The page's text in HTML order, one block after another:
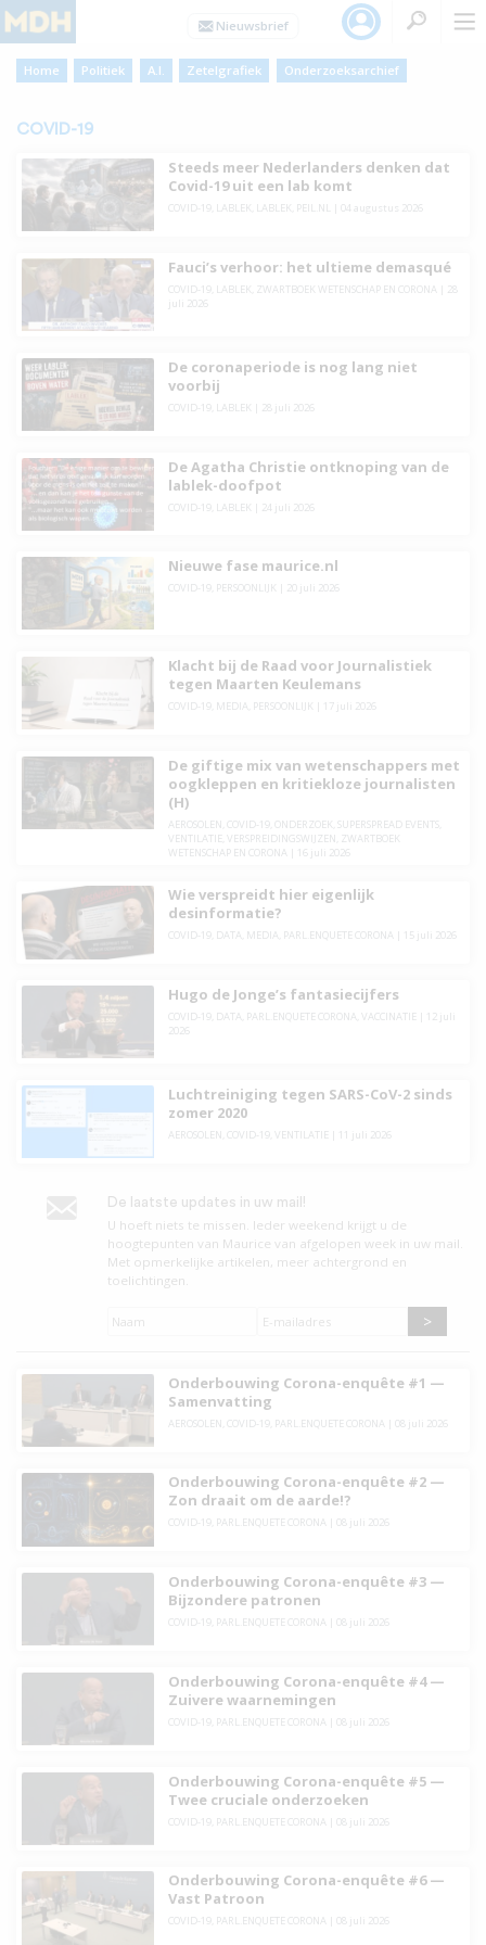
Home Politiek A.I. Zetelgrafiek Onderzoeksarchief
COVID-19
Steeds meer Nederlanders denken dat
Covid-19 uit een lab komt
COVID-19, LABLEK LABLEK PEIL.NL 04 augustus 2026
Fauci’s verhoor: het ultieme demasqué
COVID-19, LABLEK ZWARTBOEK WETENSCHAP EN CORONA
28
juli 2026
De coronaperiode is nog lang niet
voorbij
COVID-19, LABLEK 28 juli 2026
De Agatha Christie ontknoping van de
lablek-doofpot
COVID-19, LABLEK 24 juli 2026
Nieuwe fase maurice.nl
COVID-19, PERSOONLIJK 20 juli 2026
Klacht bij de Raad voor Journalistiek
tegen Maarten Keulemans
COVID-19, MEDIA PERSOONLIJK 17 juli 2026
De giftige mix van wetenschappers met
oogkleppen en kritiekloze journalisten
(H)
AEROSOLEN COVID-19, ONDERZOEK SUPERSPREAD EVENTS,
VENTILATIE
VERSPREIDINGSWIJZEN ZWARTBOEK
WETENSCHAP EN CORONA
16 juli 2026
Wie verspreidt hier eigenlijk
desinformatie?
COVID-19, DATA MEDIA PARL.ENQUETE CORONA 15 juli 2026
Hugo de Jonge’s fantasiecijfers
COVID-19, DATA PARL.ENQUETE CORONA VACCINATIE
12 juli
2026
Luchtreiniging tegen SARS-CoV-2 sinds
zomer 2020
AEROSOLEN COVID-19, VENTILATIE 11 juli 2026
De laatste updates in uw mail!
U hoeft niets te missen. leder weekend krijgt u de
hoogtepunten van Maurice van afgelopen week in uw mail.
Met opmerkelijke artikelen, meer achtergrond en
toelichtingen.
Naam
E-
Onderbouwing Corona-enquête #1 —
Samenvatting
AEROSOLEN COVID-19, PARL.ENQUETE CORONA 08 juli 2026
Onderbouwing Corona-enquête #2 —
Zon draait om de aarde!?
COVID-19, PARL.ENQUETE CORONA 08 juli 2026
Onderbouwing Corona-enquête #3 —
Bijzondere patronen
COVID-19, PARL.ENQUETE CORONA 08 juli 2026
Onderbouwing Corona-enquête #4 —
Zuivere waarnemingen
COVID-19, PARL.ENQUETE CORONA 08 juli 2026
Onderbouwing Corona-enquête #5 —
Twee cruciale onderzoeken
COVID-19, PARL.ENQUETE CORONA 08 juli 2026
Onderbouwing Corona-enquête #6 —
Vast Patroon
COVID-19, PARL.ENQUETE CORONA 08 juli 2026